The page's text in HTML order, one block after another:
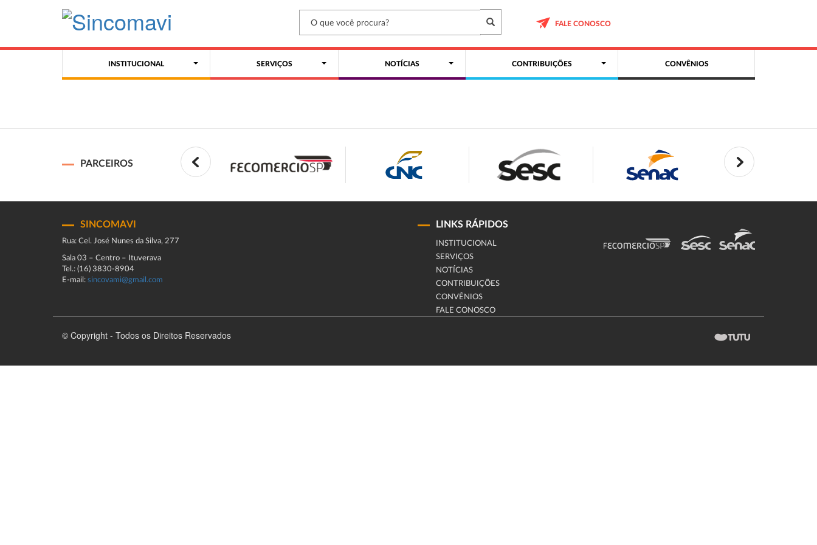
FALE CONOSCO
INSTITUCIONAL SERVIÇOS NOTÍCIAS CONTRIBUIÇÕES CONVÊNIOS
PARCEIROS
SINCOMAVI
Rua: Cel. José Nunes da Silva, 277
Sala 03 – Centro – Ituverava
Tel.: (16) 3830-8904
E-mail: sincovami@gmail.com
LINKS RÁPIDOS
INSTITUCIONAL
SERVIÇOS
NOTÍCIAS
CONTRIBUIÇÕES
CONVÊNIOS
FALE CONOSCO
© Copyright - Todos os Direitos Reservados